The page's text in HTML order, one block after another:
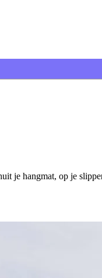
je hangmat, op je